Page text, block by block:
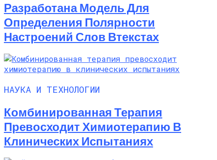
Разработана Модель Для
Определения Полярности
Настроений Слов Втекстах
НАУКА И ТЕХНОЛОГИИ
Комбинированная Терапия
Превосходит Химиотерапию В
Клинических Испытаниях